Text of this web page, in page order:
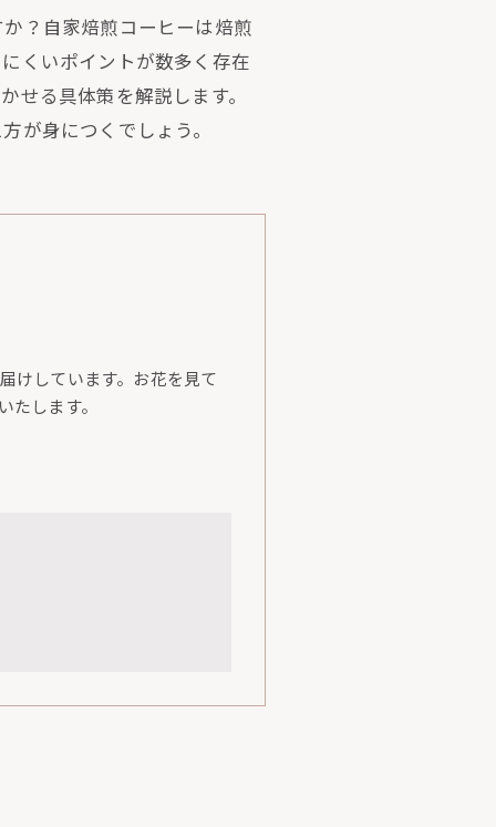
？自家焙煎コーヒーは焙煎
くいポイントが数多く存在
る具体策を解説します。
が身につくでしょう。
けしています。お花を見て
します。